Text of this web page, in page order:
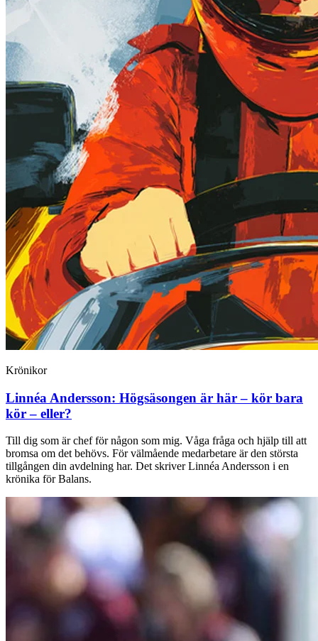
Krönikor
Linnéa Andersson: Högsäsongen är här – kör bara
kör – eller?
Till dig som är chef för någon som mig. Våga fråga och hjälp till att
bromsa om det behövs. För välmående medarbetare är den största
tillgången din avdelning har. Det skriver Linnéa Andersson i en
krönika för Balans.